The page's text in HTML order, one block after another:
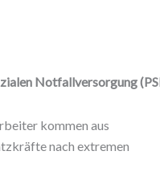
Notfallversorgung
kommen aus
nach extremen